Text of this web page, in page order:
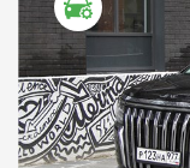
ТЕСТ ДРАЙВ